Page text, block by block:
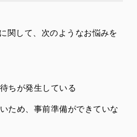
関して、次のようなお悩みを
ちが発生している
ため、事前準備ができていな